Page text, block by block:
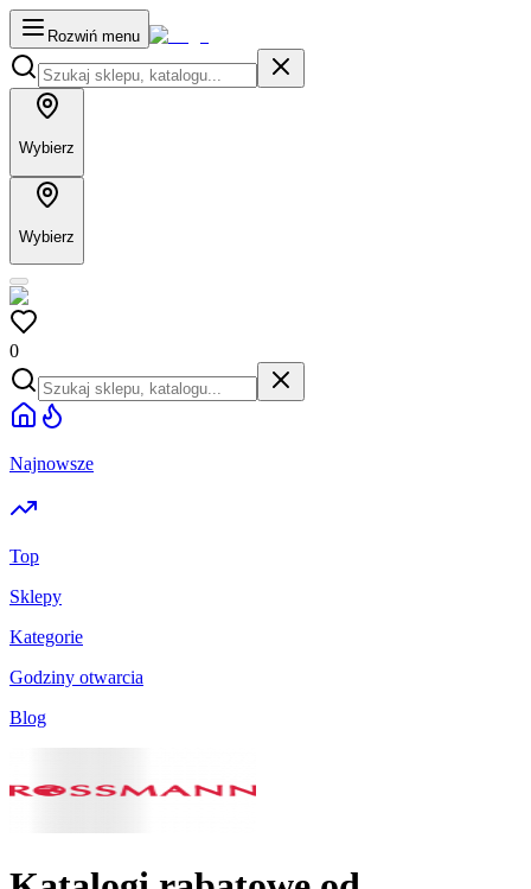
Rozwiń menu
Wybierz
Wybierz
0
Najnowsze
Top
Sklepy
Kategorie
Godziny otwarcia
Blog